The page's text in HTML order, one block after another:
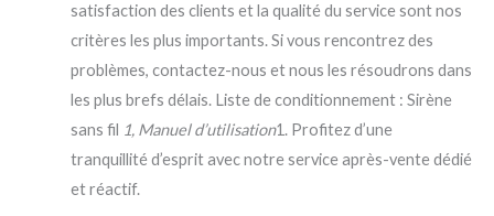
satisfaction des clients et la qualité du service sont nos
critères les plus importants. Si vous rencontrez des
problèmes, contactez-nous et nous les résoudrons dans
les plus brefs délais. Liste de conditionnement : Sirène
sans fil 1, Manuel d’utilisation1. Profitez d’une
tranquillité d’esprit avec notre service après-vente dédié
et réactif.